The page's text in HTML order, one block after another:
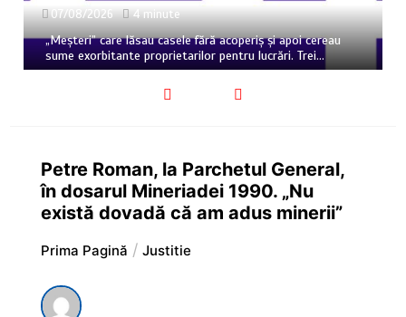
07/08/2026 4 minute
„Meșteri” care lăsau casele fără acoperiș și apoi cereau
sume exorbitante proprietarilor pentru lucrări. Trei…
Petre Roman, la Parchetul General,
în dosarul Mineriadei 1990. „Nu
există dovadă că am adus minerii”
Prima Pagină Justitie